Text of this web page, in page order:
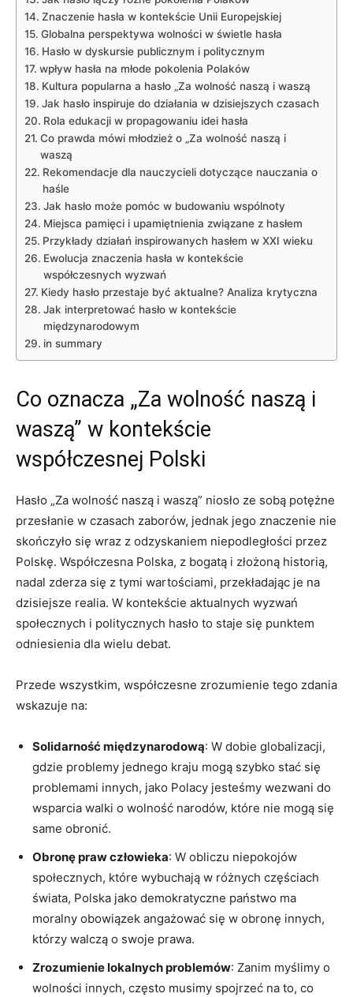
Znaczenie hasła w kontekście Unii Europejskiej
Globalna perspektywa wolności ‌w świetle hasła
Hasło w dyskursie⁤ publicznym i ⁢politycznym
wpływ hasła na młode pokolenia Polaków
Kultura popularna⁣ a ‍hasło „Za wolność naszą i waszą
Jak hasło inspiruje do działania w⁤ dzisiejszych czasach
Rola edukacji w propagowaniu idei hasła
Co prawda mówi⁣ młodzież o „Za wolność naszą i
waszą
Rekomendacje dla ‍nauczycieli ⁢dotyczące nauczania o⁤
haśle
Jak ​hasło⁤ może pomóc w⁣ budowaniu wspólnoty
Miejsca⁤ pamięci i​ upamiętnienia związane z hasłem
Przykłady działań inspirowanych hasłem w XXI ‌wieku
Ewolucja znaczenia hasła w kontekście
współczesnych wyzwań
Kiedy hasło przestaje⁢ być aktualne? Analiza krytyczna
Jak interpretować hasło⁤ w kontekście
międzynarodowym
in summary
Co oznacza „Za wolność naszą i
waszą”⁣ w kontekście
współczesnej Polski
Hasło „Za wolność naszą i ‍waszą” niosło ze sobą potężne
przesłanie w ⁤czasach zaborów, jednak jego znaczenie⁤ nie
skończyło ‍się ⁤wraz z odzyskaniem niepodległości przez ​
Polskę. Współczesna Polska, z bogatą i złożoną historią,
nadal zderza​ się z tymi wartościami, przekładając je na
dzisiejsze⁤ realia. W‌ kontekście aktualnych wyzwań
społecznych i politycznych hasło to staje się punktem
odniesienia dla wielu debat.
Przede wszystkim, współczesne zrozumienie ⁣tego ⁢zdania
wskazuje na:
Solidarność międzynarodową: W dobie globalizacji,
gdzie problemy jednego⁤ kraju mogą szybko stać ​się
problemami⁤ innych, jako ⁣Polacy​ jesteśmy wezwani do
wsparcia walki o wolność narodów, które nie mogą się
same obronić.
Obronę praw człowieka: ‌W obliczu niepokojów
społecznych,‌ które⁤ wybuchają ⁤w⁢ różnych częściach
świata,⁣ Polska ⁣jako⁤ demokratyczne⁣ państwo ma
‌moralny ⁤obowiązek‌ angażować się⁢ w ‌obronę innych,‍
którzy ‌walczą ‍o swoje⁤ prawa.
Zrozumienie lokalnych problemów: Zanim myślimy o
wolności innych, często musimy spojrzeć na to, ⁢co